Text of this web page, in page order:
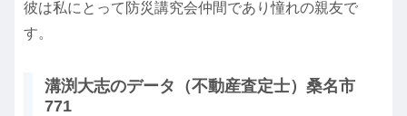
彼は私にとって防災講究会仲間であり憧れの親友で
す。
溝渕大志のデータ（不動産査定士）桑名市
771